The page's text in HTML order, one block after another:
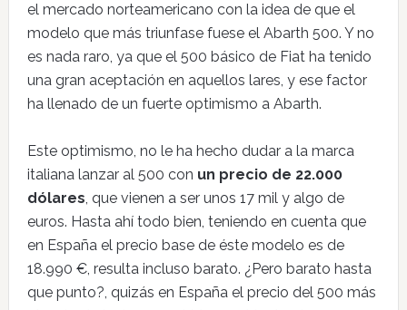
el mercado norteamericano con la idea de que el
modelo que más triunfase fuese el Abarth 500. Y no
es nada raro, ya que el 500 básico de Fiat ha tenido
una gran aceptación en aquellos lares, y ese factor
ha llenado de un fuerte optimismo a Abarth.
Este optimismo, no le ha hecho dudar a la marca
italiana lanzar al 500 con un precio de 22.000
dólares, que vienen a ser unos 17 mil y algo de
euros. Hasta ahí todo bien, teniendo en cuenta que
en España el precio base de éste modelo es de
18.990 €, resulta incluso barato. ¿Pero barato hasta
que punto?, quizás en España el precio del 500 más